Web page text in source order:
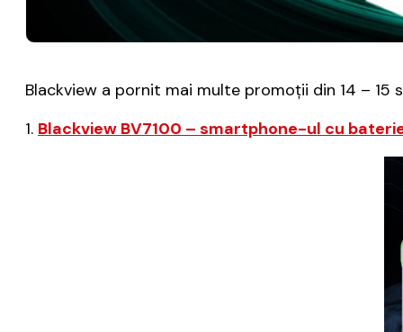
Blackview a pornit mai multe promoții din 14 –
1. Blackview BV7100 – smartphone-ul cu